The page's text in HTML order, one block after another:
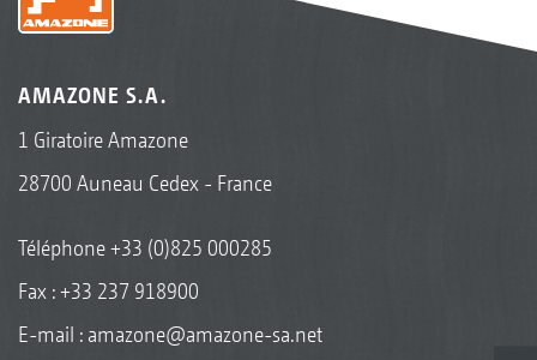
AMAZONE S.A.
1 Giratoire Amazone
28700 Auneau Cedex - France
Téléphone+33 (0)825 000285
Fax : +33 237 918900
E-mail : amazone@amazone-sa.net